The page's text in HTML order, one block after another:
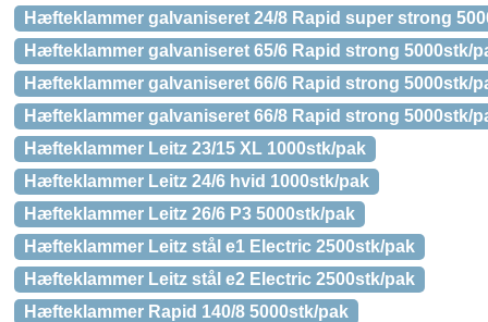
Hæfteklammer galvaniseret 24/8 Rapid super strong
Hæfteklammer galvaniseret 65/6 Rapid strong 5000stk/
Hæfteklammer galvaniseret 66/6 Rapid strong 5000stk/
Hæfteklammer galvaniseret 66/8 Rapid strong 5000stk/
Hæfteklammer Leitz 23/15 XL 1000stk/pak
Hæfteklammer Leitz 24/6 hvid 1000stk/pak
Hæfteklammer Leitz 26/6 P3 5000stk/pak
Hæfteklammer Leitz stål e1 Electric 2500stk/pak
Hæfteklammer Leitz stål e2 Electric 2500stk/pak
Hæfteklammer Rapid 140/8 5000stk/pak